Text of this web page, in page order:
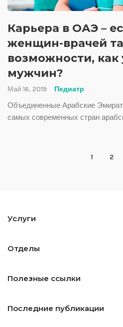
Карьера в ОАЭ –
женщин-врачей
возможности, как
мужчин?
Май 16, 2019 Педиатр
Объединенные Арабские
самых современных стран
1 2
Услуги
Отделы
Полезные ссылки
Последние публикации